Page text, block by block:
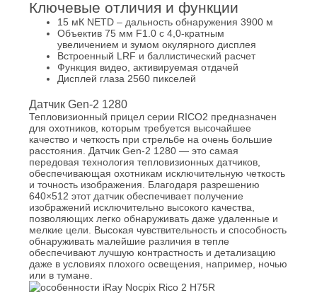
Ключевые отличия и функции
15 мК NETD – дальность обнаружения 3900 м
Объектив 75 мм F1.0 с 4,0-кратным
увеличением и зумом окулярного дисплея
Встроенный LRF и баллистический расчет
Функция видео, активируемая отдачей
Дисплей глаза 2560 пикселей
Датчик Gen-2 1280
Тепловизионный прицел серии RICO2 предназначен
для охотников, которым требуется высочайшее
качество и четкость при стрельбе на очень большие
расстояния. Датчик Gen-2 1280 — это самая
передовая технология тепловизионных датчиков,
обеспечивающая охотникам исключительную четкость
и точность изображения. Благодаря разрешению
640×512 этот датчик обеспечивает получение
изображений исключительно высокого качества,
позволяющих легко обнаруживать даже удаленные и
мелкие цели. Высокая чувствительность и способность
обнаруживать малейшие различия в тепле
обеспечивают лучшую контрастность и детализацию
даже в условиях плохого освещения, например, ночью
или в тумане.